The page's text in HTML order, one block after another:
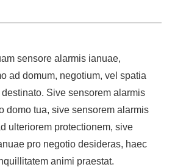
sensore alarmis ianuae,
ad domum, negotium, vel spatia
Sive sensorem alarmis
domo tua, sive sensorem alarmis
ulteriorem protectionem, sive
pro negotio desideras, haec
animi praestat.